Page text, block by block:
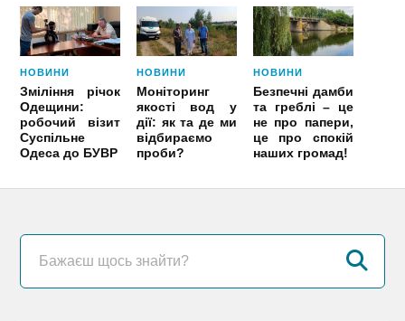
НОВИНИ
Зміління річок
Одещини:
робочий візит
Суспільне
Одеса до БУВР
НОВИНИ
Моніторинг
якості вод у
дії: як та де ми
відбираємо
проби?
НОВИНИ
Безпечні дамби
та греблі – це
не про папери,
це про спокій
наших громад!